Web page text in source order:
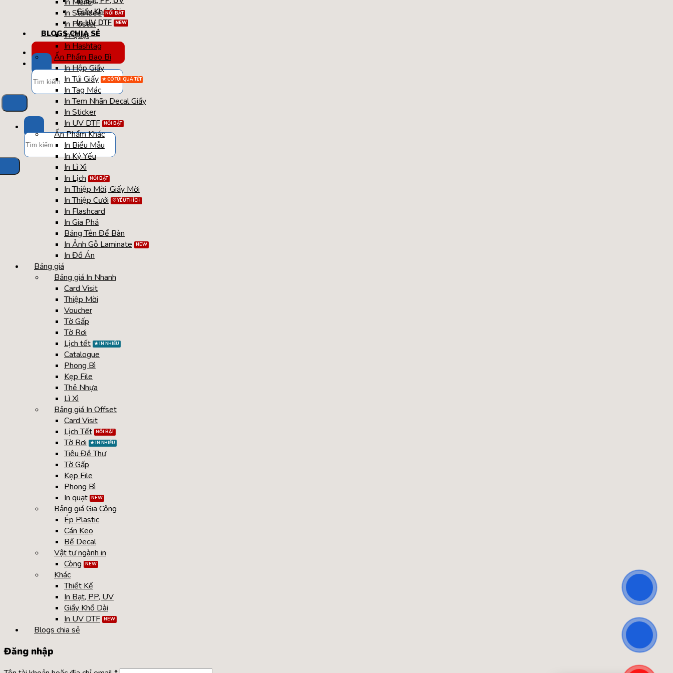
Giấy Khổ Dài
In UV DTF
BLOGS CHIA SẺ
TÚI / HỘP QUÀ TẾT
Tìm
kiếm:
Tìm
kiếm:
In Standee
In Poster
In Quạt
In Hashtag
Ấn Phẩm Bao Bì
In Hộp Giấy
In Túi Giấy
In Tag Mác
In Tem Nhãn Decal Giấy
In Sticker
In UV DTF
Ấn Phẩm Khác
In Biểu Mẫu
In Kỷ Yếu
In Lì Xì
In Lịch
In Thiệp Mời, Giấy Mời
In Thiệp Cưới
In Flashcard
In Gia Phả
Bảng Tên Để Bàn
In Ảnh Gỗ Laminate
In Đồ Án
Bảng giá
Bảng giá In Nhanh
Card Visit
Thiệp Mời
Voucher
Tờ Gấp
Tờ Rơi
Lịch tết
Catalogue
Phong Bì
Kẹp File
Thẻ Nhựa
Lì Xì
Bảng giá In Offset
Card Visit
Lịch Tết
Tờ Rơi
Tiêu Đề Thư
Tờ Gấp
Kẹp File
Phong Bì
In quạt
Bảng giá Gia Công
Ép Plastic
Cán Keo
Bế Decal
Vật tư ngành in
Còng
Khác
Thiết Kế
In Bạt, PP, UV
Giấy Khổ Dài
In UV DTF
Blogs chia sẻ
Đăng nhập